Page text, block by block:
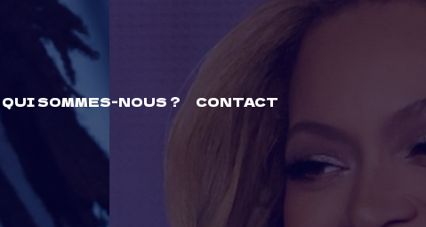
QUI SOMMES-NOUS ? CONTACT